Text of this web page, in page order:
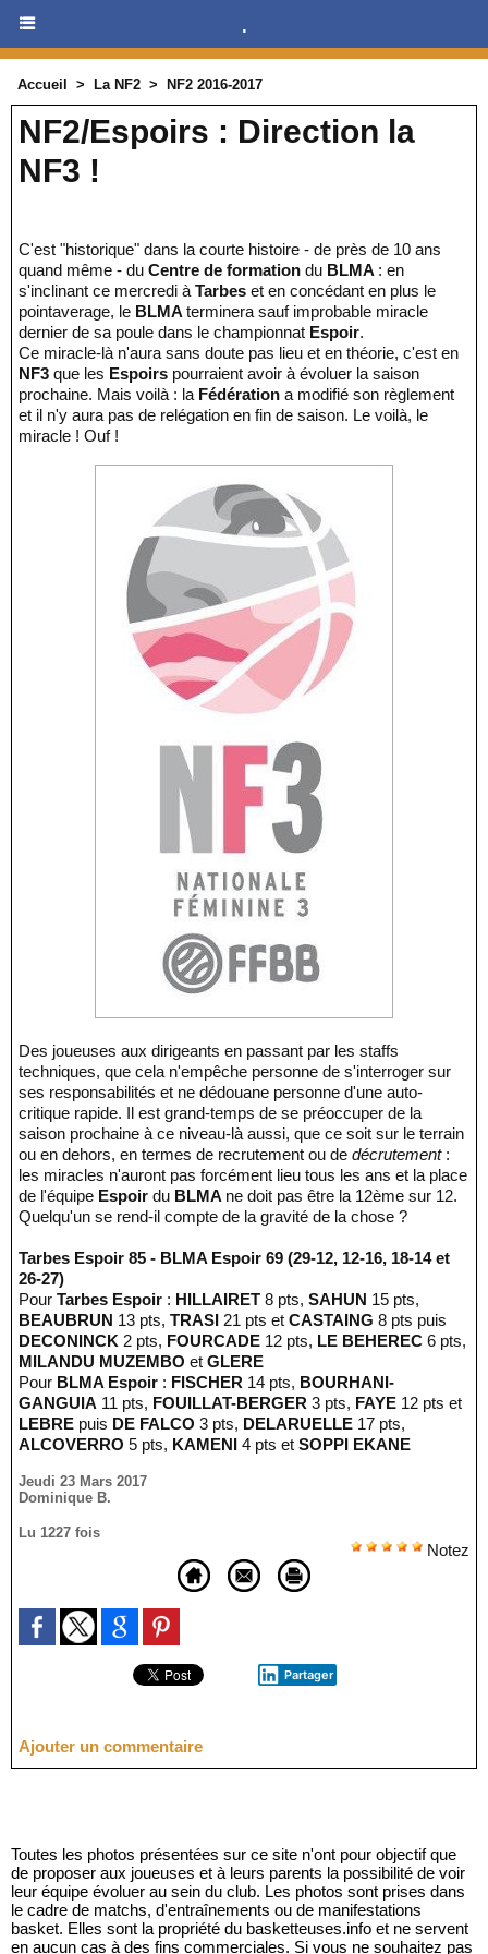
.
Accueil > La NF2 > NF2 2016-2017
NF2/Espoirs : Direction la
NF3 !
C'est "historique" dans la courte histoire - de près de 10 ans
quand même - du Centre de formation du BLMA : en
s'inclinant ce mercredi à Tarbes et en concédant en plus le
pointaverage, le BLMA terminera sauf improbable miracle
dernier de sa poule dans le championnat Espoir.
Ce miracle-là n'aura sans doute pas lieu et en théorie, c'est en
NF3 que les Espoirs pourraient avoir à évoluer la saison
prochaine. Mais voilà : la Fédération a modifié son règlement
et il n'y aura pas de relégation en fin de saison. Le voilà, le
miracle ! Ouf !
Des joueuses aux dirigeants en passant par les staffs
techniques, que cela n'empêche personne de s'interroger sur
ses responsabilités et ne dédouane personne d'une auto-
critique rapide. Il est grand-temps de se préoccuper de la
saison prochaine à ce niveau-là aussi, que ce soit sur le terrain
ou en dehors, en termes de recrutement ou de décrutement:
les miracles n'auront pas forcément lieu tous les ans et la place
de l'équipe Espoir du BLMA ne doit pas être la 12ème sur 12.
Quelqu'un se rend-il compte de la gravité de la chose ?
Tarbes Espoir 85 - BLMA Espoir 69 (29-12, 12-16, 18-14 et
26-27)
Pour Tarbes Espoir : HILLAIRET 8 pts, SAHUN 15 pts,
BEAUBRUN 13 pts, TRASI 21 pts et CASTAING 8 pts puis
DECONINCK 2 pts, FOURCADE 12 pts, LE BEHEREC 6 pts,
MILANDU MUZEMBO et GLERE
Pour BLMA Espoir : FISCHER 14 pts, BOURHANI-
GANGUIA 11 pts, FOUILLAT-BERGER 3 pts, FAYE 12 pts et
LEBRE puis DE FALCO 3 pts, DELARUELLE 17 pts,
ALCOVERRO 5 pts, KAMENI 4 pts et SOPPI EKANE
Jeudi 23 Mars 2017
Dominique B.
Lu 1227 fois
Notez
Partager
Ajouter un commentaire
Toutes les photos présentées sur ce site n'ont pour objectif que
de proposer aux joueuses et à leurs parents la possibilité de voir
leur équipe évoluer au sein du club. Les photos sont prises dans
le cadre de matchs, d'entraînements ou de manifestations
basket. Elles sont la propriété du basketteuses.info et ne servent
en aucun cas à des fins commerciales. Si vous ne souhaitez pas